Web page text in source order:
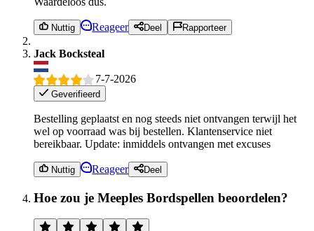
Nuttig Reageer Deel Rapporteer
Jack Bocksteal
7-7-2026
Geverifieerd
Bestelling geplaatst en nog steeds niet ontvangen terwijl het
wel op voorraad was bij bestellen. Klantenservice niet
bereikbaar. Update: inmiddels ontvangen met excuses
Nuttig Reageer Deel
Hoe zou je Meeples Bordspellen beoordelen?